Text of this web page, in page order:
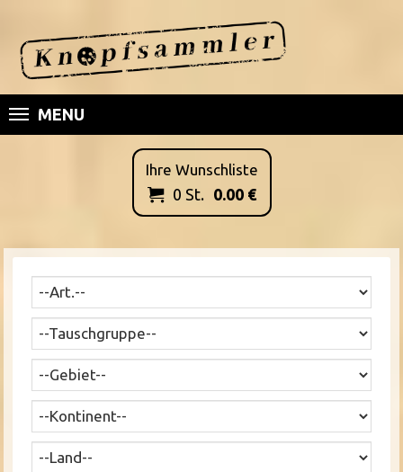
MENU
Ihre Wunschliste
 0 St. 0.00€